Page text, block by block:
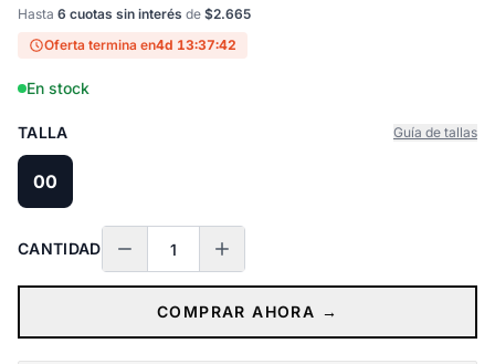
Hasta 6 cuotas sin interés de $2.665
Oferta termina en4d 13:37:41
En stock
TALLA Guía de tallas
00
CANTIDAD
COMPRAR AHORA →